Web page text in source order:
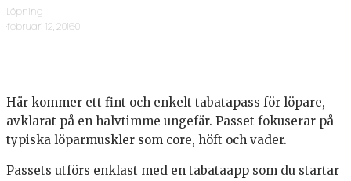
Löpning
·februari 12, 2016·0
Här kommer ett fint och enkelt tabatapass för löpare,
avklarat på en halvtimme ungefär. Passet fokuserar på
typiska löparmuskler som core, höft och vader.
Passets utförs enklast med en tabataapp som du startar